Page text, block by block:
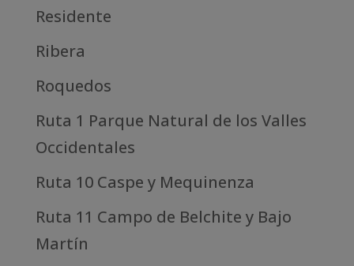
Residente
Ribera
Roquedos
Ruta 1 Parque Natural de los Valles
Occidentales
Ruta 10 Caspe y Mequinenza
Ruta 11 Campo de Belchite y Bajo
Martín